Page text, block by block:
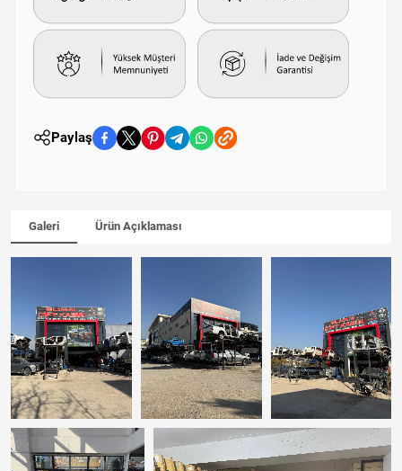
Paylaş
Galeri Ürün Açıklaması